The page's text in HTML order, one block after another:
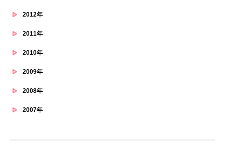
2012年
2011年
2010年
2009年
2008年
2007年